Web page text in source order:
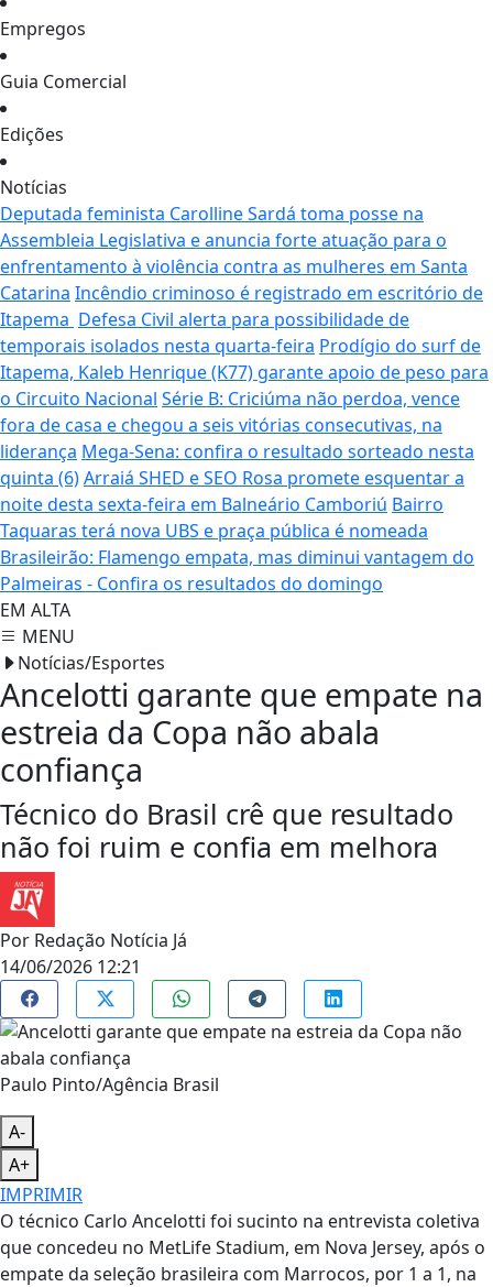
Empregos
Guia Comercial
Edições
Notícias
Deputada feminista Carolline Sardá toma posse na
Assembleia Legislativa e anuncia forte atuação para o
enfrentamento à violência contra as mulheres em Santa
Catarina Incêndio criminoso é registrado em escritório de
Itapema Defesa Civil alerta para possibilidade de
temporais isolados nesta quarta-feira Prodígio do surf de
Itapema, Kaleb Henrique (K77) garante apoio de peso para
o Circuito Nacional Série B: Criciúma não perdoa, vence
fora de casa e chegou a seis vitórias consecutivas, na
liderança Mega-Sena: confira o resultado sorteado nesta
quinta (6)Arraiá SHED e SEO Rosa promete esquentar a
noite desta sexta-feira em Balneário Camboriú Bairro
Taquaras terá nova UBS e praça pública é nomeada
Brasileirão: Flamengo empata, mas diminui vantagem do
Palmeiras - Confira os resultados do domingo
EM ALTA
MENU
Notícias/Esportes
Ancelotti garante que empate na
estreia da Copa não abala
confiança
Técnico do Brasil crê que resultado
não foi ruim e confia em melhora
Por Redação Notícia Já
14/06/2026 12:21
Paulo Pinto/Agência Brasil
A-
A+
IMPRIMIR
O técnico Carlo Ancelotti foi sucinto na entrevista coletiva
que concedeu no MetLife Stadium, em Nova Jersey, após o
empate da seleção brasileira com Marrocos, por 1 a 1, na